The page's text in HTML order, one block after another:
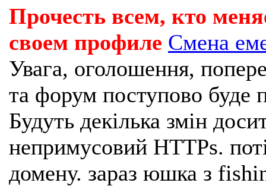
Прочесть всем, кто
своем профиле Смена
Увага, оголошення,
та форум поступово буде
Будуть декілька змін
непримусовий HTTPs.
домену. зараз юшка з